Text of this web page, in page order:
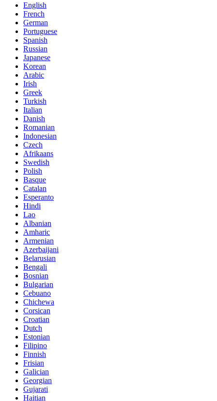
English
French
German
Portuguese
Spanish
Russian
Japanese
Korean
Arabic
Irish
Greek
Turkish
Italian
Danish
Romanian
Indonesian
Czech
Afrikaans
Swedish
Polish
Basque
Catalan
Esperanto
Hindi
Lao
Albanian
Amharic
Armenian
Azerbaijani
Belarusian
Bengali
Bosnian
Bulgarian
Cebuano
Chichewa
Corsican
Croatian
Dutch
Estonian
Filipino
Finnish
Frisian
Galician
Georgian
Gujarati
Haitian